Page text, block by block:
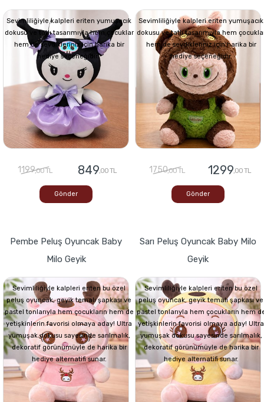
Sevimliliğiyle kalpleri eriten yumuşacık
dokusu ve tatlı tasarımıyla hem çocuklar
hem de sevdikleriniz için harika bir
hediye seçeneğidir.
1199,00 TL 849,00 TL
Gönder
Sevimliliğiyle kalpleri eriten yumuşacık
dokusu ve tatlı tasarımıyla hem
hem de sevdikleriniz için harika bir
hediye seçeneğidir.
1750,00 TL 1299,00 TL
Gönder
Pembe Peluş Oyuncak Baby
Milo Geyik
Sevimliliğiyle kalpleri eriten bu özel
peluş oyuncak, geyik temalı şapkası ve
pastel tonlarıyla hem çocukların hem de
yetişkinlerin favorisi olmaya aday! Ultra
yumuşak dokusu sayesinde sarılmalık,
dekoratif görünümüyle de harika bir
hediye alternatifi sunar.
Sarı Peluş Oyuncak Baby Milo
Geyik
Sevimliliğiyle kalpleri eriten bu özel
peluş oyuncak, geyik temalı şapkası ve
pastel tonlarıyla hem çocukların hem
yetişkinlerin favorisi olmaya aday! Ultra
yumuşak dokusu sayesinde sarılmalık,
dekoratif görünümüyle de harika bir
hediye alternatifi sunar.